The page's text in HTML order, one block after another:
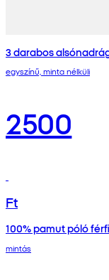
3 darabos
egyszínű, minta nélküli
2500
Ft
100% pamut póló
mintás